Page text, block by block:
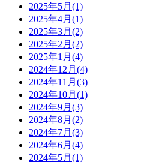
2025年5月(1)
2025年4月(1)
2025年3月(2)
2025年2月(2)
2025年1月(4)
2024年12月(4)
2024年11月(3)
2024年10月(1)
2024年9月(3)
2024年8月(2)
2024年7月(3)
2024年6月(4)
2024年5月(1)